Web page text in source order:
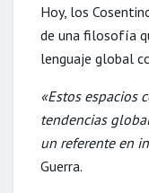
Hoy, los
de una filosofía
lenguaje global
«Estos espacios
tendencias
un referente en
Guerra.